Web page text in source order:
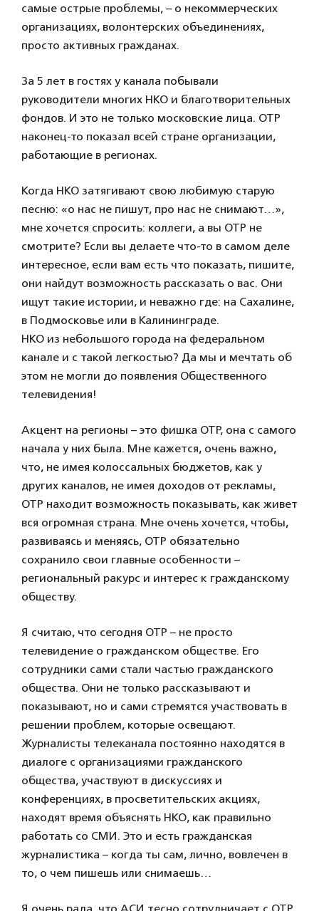
самые острые проблемы, – о некоммерческих
организациях, волонтерских объединениях,
просто активных гражданах.
За 5 лет в гостях у канала побывали
руководители многих НКО и благотворительных
фондов. И это не только московские лица. ОТР
наконец-то показал всей стране организации,
работающие в регионах.
Когда НКО затягивают свою любимую старую
песню: «о нас не пишут, про нас не снимают…»,
мне хочется спросить: коллеги, а вы ОТР не
смотрите? Если вы делаете что-то в самом деле
интересное, если вам есть что показать, пишите,
они найдут возможность рассказать о вас. Они
ищут такие истории, и неважно где: на Сахалине,
в Подмосковье или в Калининграде.
НКО из небольшого города на федеральном
канале и с такой легкостью? Да мы и мечтать об
этом не могли до появления Общественного
телевидения!
Акцент на регионы – это фишка ОТР, она с самого
начала у них была. Мне кажется, очень важно,
что, не имея колоссальных бюджетов, как у
других каналов, не имея доходов от рекламы,
ОТР находит возможность показывать, как живет
вся огромная страна. Мне очень хочется, чтобы,
развиваясь и меняясь, ОТР обязательно
сохранило свои главные особенности –
региональный ракурс и интерес к гражданскому
обществу.
Я считаю, что сегодня ОТР – не просто
телевидение о гражданском обществе. Его
сотрудники сами стали частью гражданского
общества. Они не только рассказывают и
показывают, но и сами стремятся участвовать в
решении проблем, которые освещают.
Журналисты телеканала постоянно находятся в
диалоге с организациями гражданского
общества, участвуют в дискуссиях и
конференциях, в просветительских акциях,
находят время объяснять НКО, как правильно
работать со СМИ. Это и есть гражданская
журналистика – когда ты сам, лично, вовлечен в
то, о чем пишешь или снимаешь…